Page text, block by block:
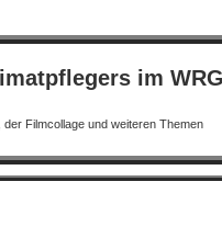
im WRG
Filmcollage und weiteren Themen